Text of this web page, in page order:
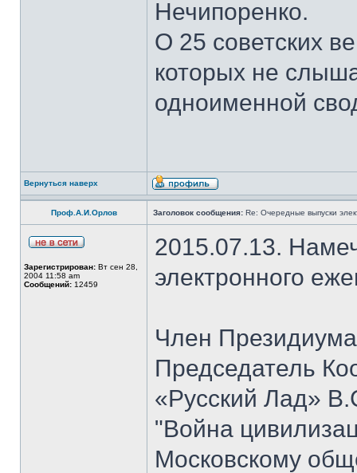
Нечипоренко.
О 25 советских
которых не
одноименной
Вернуться наверх
Проф.А.И.Орлов Заголовок сообщения: Re: Очередные выпуски
Зарегистрирован: Вт сен 28,
2004 11:58 am
Сообщений: 12459
2015.07.13.
электронного
Член
Председатель
«Русский Лад»
"Война
Московскому